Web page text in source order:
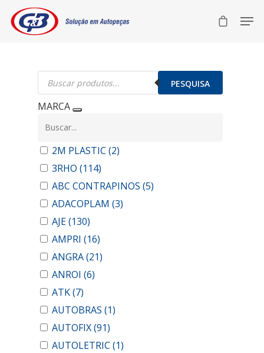
Pesquisar
produtos PESQUISA
MARCA
2M PLASTIC (2)
3RHO (114)
ABC CONTRAPINOS (5)
ADACOPLAM (3)
AJE(130)
AMPRI (16)
ANGRA(21)
ANROI (6)
ATK(7)
AUTOBRAS (1)
AUTOFIX(91)
AUTOLETRIC (1)